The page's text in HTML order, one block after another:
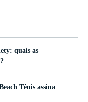
quais as
Tênis assina